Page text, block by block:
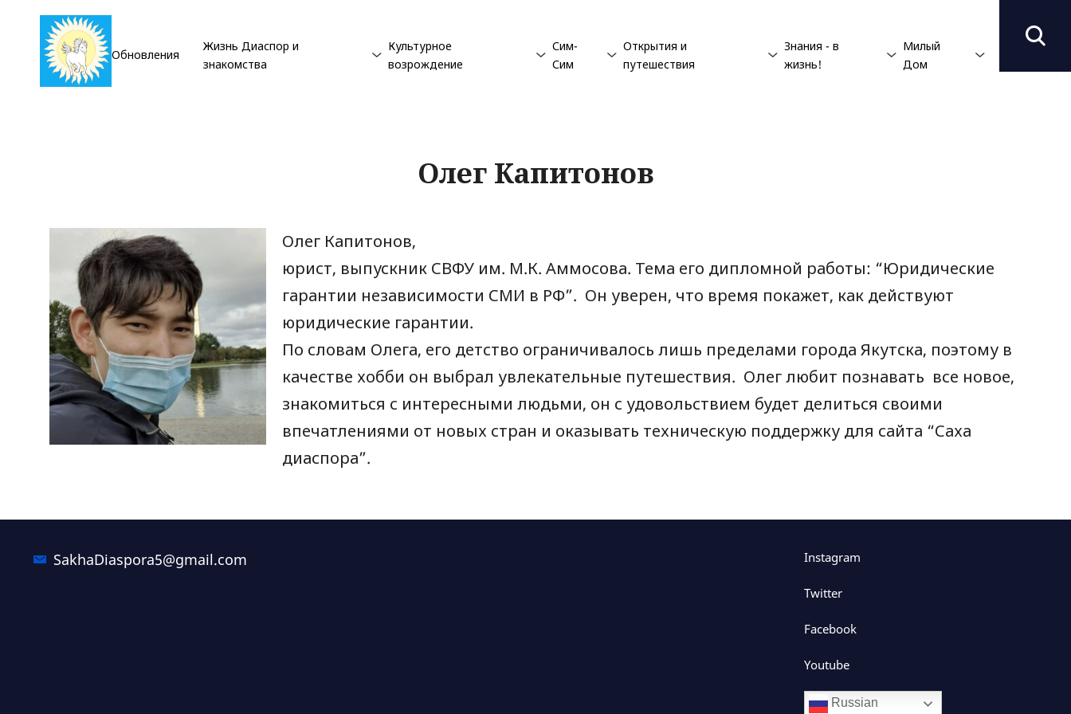
Обновления
Жизнь Диаспор и
знакомства
Культурное
возрождение
Сим-
Сим
Открытия и
путешествия
Знания - в
жизнь!
Милый
Дом
Олег Капитонов
Олег Капитонов,
юрист, выпускник СВФУ им. М.К. Аммосова. Тема его дипломной работы: “Юридические
гарантии независимости СМИ в РФ”. Он уверен, что время покажет, как действуют
юридические гарантии.
По словам Олега, его детство ограничивалось лишь пределами города Якутска, поэтому в
качестве хобби он выбрал увлекательные путешествия. Олег любит познавать все новое,
знакомиться с интересными людьми, он с удовольствием будет делиться своими
впечатлениями от новых стран и оказывать техническую поддержку для сайта “Саха
диаспора”.
SakhaDiaspora5@gmail.com Instagram
Twitter
Facebook
Youtube
Russian